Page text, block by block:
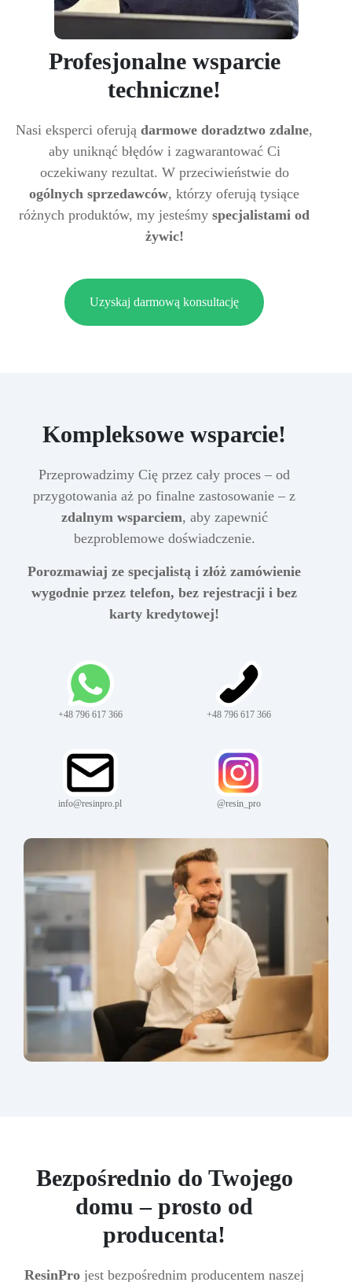
Profesjonalne wsparcie
techniczne!
Nasi eksperci oferują darmowe doradztwo zdalne,
aby uniknąć błędów i zagwarantować Ci
oczekiwany rezultat. W przeciwieństwie do
ogólnych sprzedawców, którzy oferują tysiące
różnych produktów, my jesteśmy specjalistami od
żywic!
Uzyskaj darmową konsultację
Kompleksowe wsparcie!
Przeprowadzimy Cię przez cały proces – od
przygotowania aż po finalne zastosowanie – z
zdalnym wsparciem, aby zapewnić
bezproblemowe doświadczenie.
Porozmawiaj ze specjalistą i złóż zamówienie
wygodnie przez telefon, bez rejestracji i bez
karty kredytowej!
+48 796 617 366 +48 796 617 366
info@resinpro.pl @resin_pro
Bezpośrednio do Twojego
domu – prosto od
producenta!
ResinPro jest bezpośrednim producentem naszej